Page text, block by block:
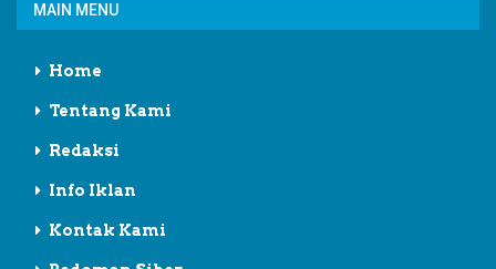
MAIN MENU
Home
Tentang Kami
Redaksi
Info Iklan
Kontak Kami